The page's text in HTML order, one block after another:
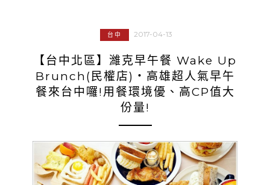
台中 2017-04-13
【台中北區】濰克早午餐 Wake Up
Brunch(民權店)‧高雄超人氣早午
餐來台中囉!用餐環境優、高CP值大
份量!